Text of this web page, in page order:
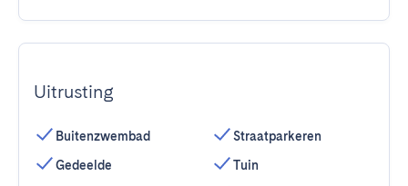
Uitrusting
Buitenzwembad
Gedeelde
Straatparkeren
Tuin